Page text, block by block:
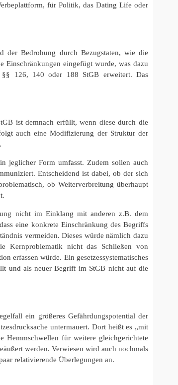
für Politik, das Dating Life oder
der Bedrohung durch Bezugstaten, wie die
Einschränkungen eingefügt wurde, was dazu
§§ 126, 140 oder 188 StGB erweitert. Das
ist demnach erfüllt, wenn diese durch die
auch eine Modifizierung der Struktur der
jeglicher Form umfasst. Zudem sollen auch
Entscheidend ist dabei, ob der sich
ob Weiterverbreitung überhaupt
nicht im Einklang mit anderen z.B. dem
eine konkrete Einschränkung des Begriffs
vermeiden. Dieses würde nämlich dazu
Kernproblematik nicht das Schließen von
erfassen würde. Ein gesetzessystematisches
und als neuer Begriff im StGB nicht auf die
ein größeres Gefährdungspotential der
untermauert. Dort heißt es „mit
Hemmschwellen für weitere gleichgerichtete
werden. Verwiesen wird auch nochmals
relativierende Überlegungen an.